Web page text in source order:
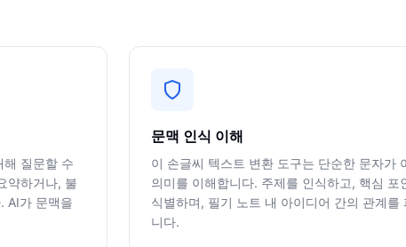
해 질문할 수
약하거나, 불
AI가 문맥을
문맥 인식 이해
이 손글씨 텍스트 변환 도구는 단순한 문자가
의미를 이해합니다. 주제를 인식하고, 핵심 포
식별하며, 필기 노트 내 아이디어 간의 관계를
니다.